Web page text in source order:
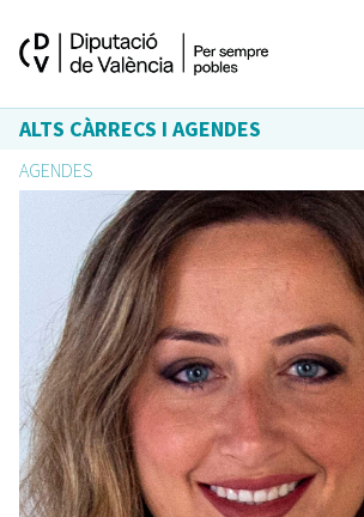
ALTS CÀRRECS I AGENDES
AGENDES